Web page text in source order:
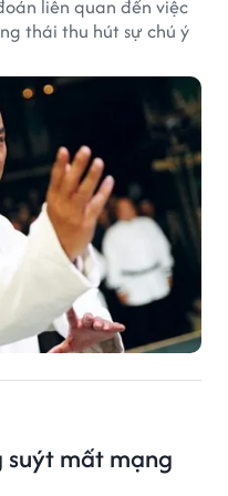
liên quan đến việc
thái thu hút sự chú ý
suýt mất mạng